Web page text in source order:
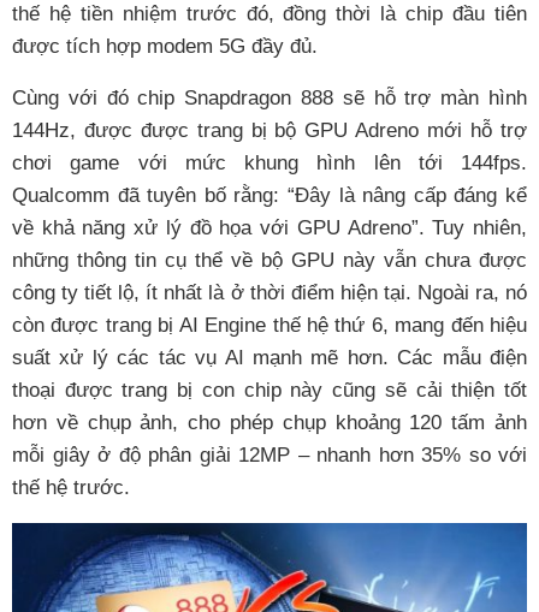
thế hệ tiền nhiệm trước đó, đồng thời là chip đầu tiên
được tích hợp modem 5G đầy đủ.
Cùng với đó chip Snapdragon 888 sẽ hỗ trợ màn hình
144Hz, được được trang bị bộ GPU Adreno mới hỗ trợ
chơi game với mức khung hình lên tới 144fps.
Qualcomm đã tuyên bố rằng: “Đây là nâng cấp đáng kể
về khả năng xử lý đồ họa với GPU Adreno”. Tuy nhiên,
những thông tin cụ thể về bộ GPU này vẫn chưa được
công ty tiết lộ, ít nhất là ở thời điểm hiện tại. Ngoài ra, nó
còn được trang bị AI Engine thế hệ thứ 6, mang đến hiệu
suất xử lý các tác vụ AI mạnh mẽ hơn. Các mẫu điện
thoại được trang bị con chip này cũng sẽ cải thiện tốt
hơn về chụp ảnh, cho phép chụp khoảng 120 tấm ảnh
mỗi giây ở độ phân giải 12MP – nhanh hơn 35% so với
thế hệ trước.